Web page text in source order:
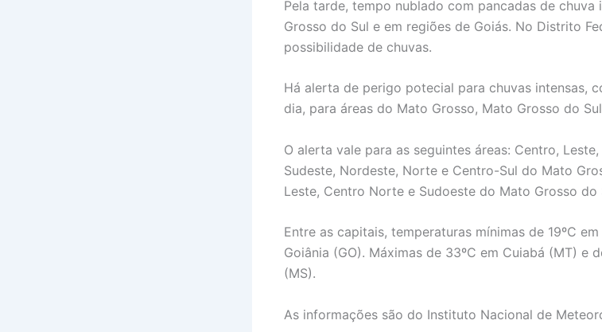
Pela tarde, tempo nublado com pancadas de
Grosso do Sul e em regiões de Goiás. No Distrito
possibilidade de chuvas.
Há alerta de perigo potecial para chuvas intensas,
dia, para áreas do Mato Grosso, Mato Grosso do
O alerta vale para as seguintes áreas: Centro,
Sudeste, Nordeste, Norte e Centro-Sul do Mato
Leste, Centro Norte e Sudoeste do Mato Grosso do
Entre as capitais, temperaturas mínimas de 19ºC
Goiânia (GO). Máximas de 33ºC em Cuiabá (MT) e
(MS).
As informações são do Instituto Nacional de